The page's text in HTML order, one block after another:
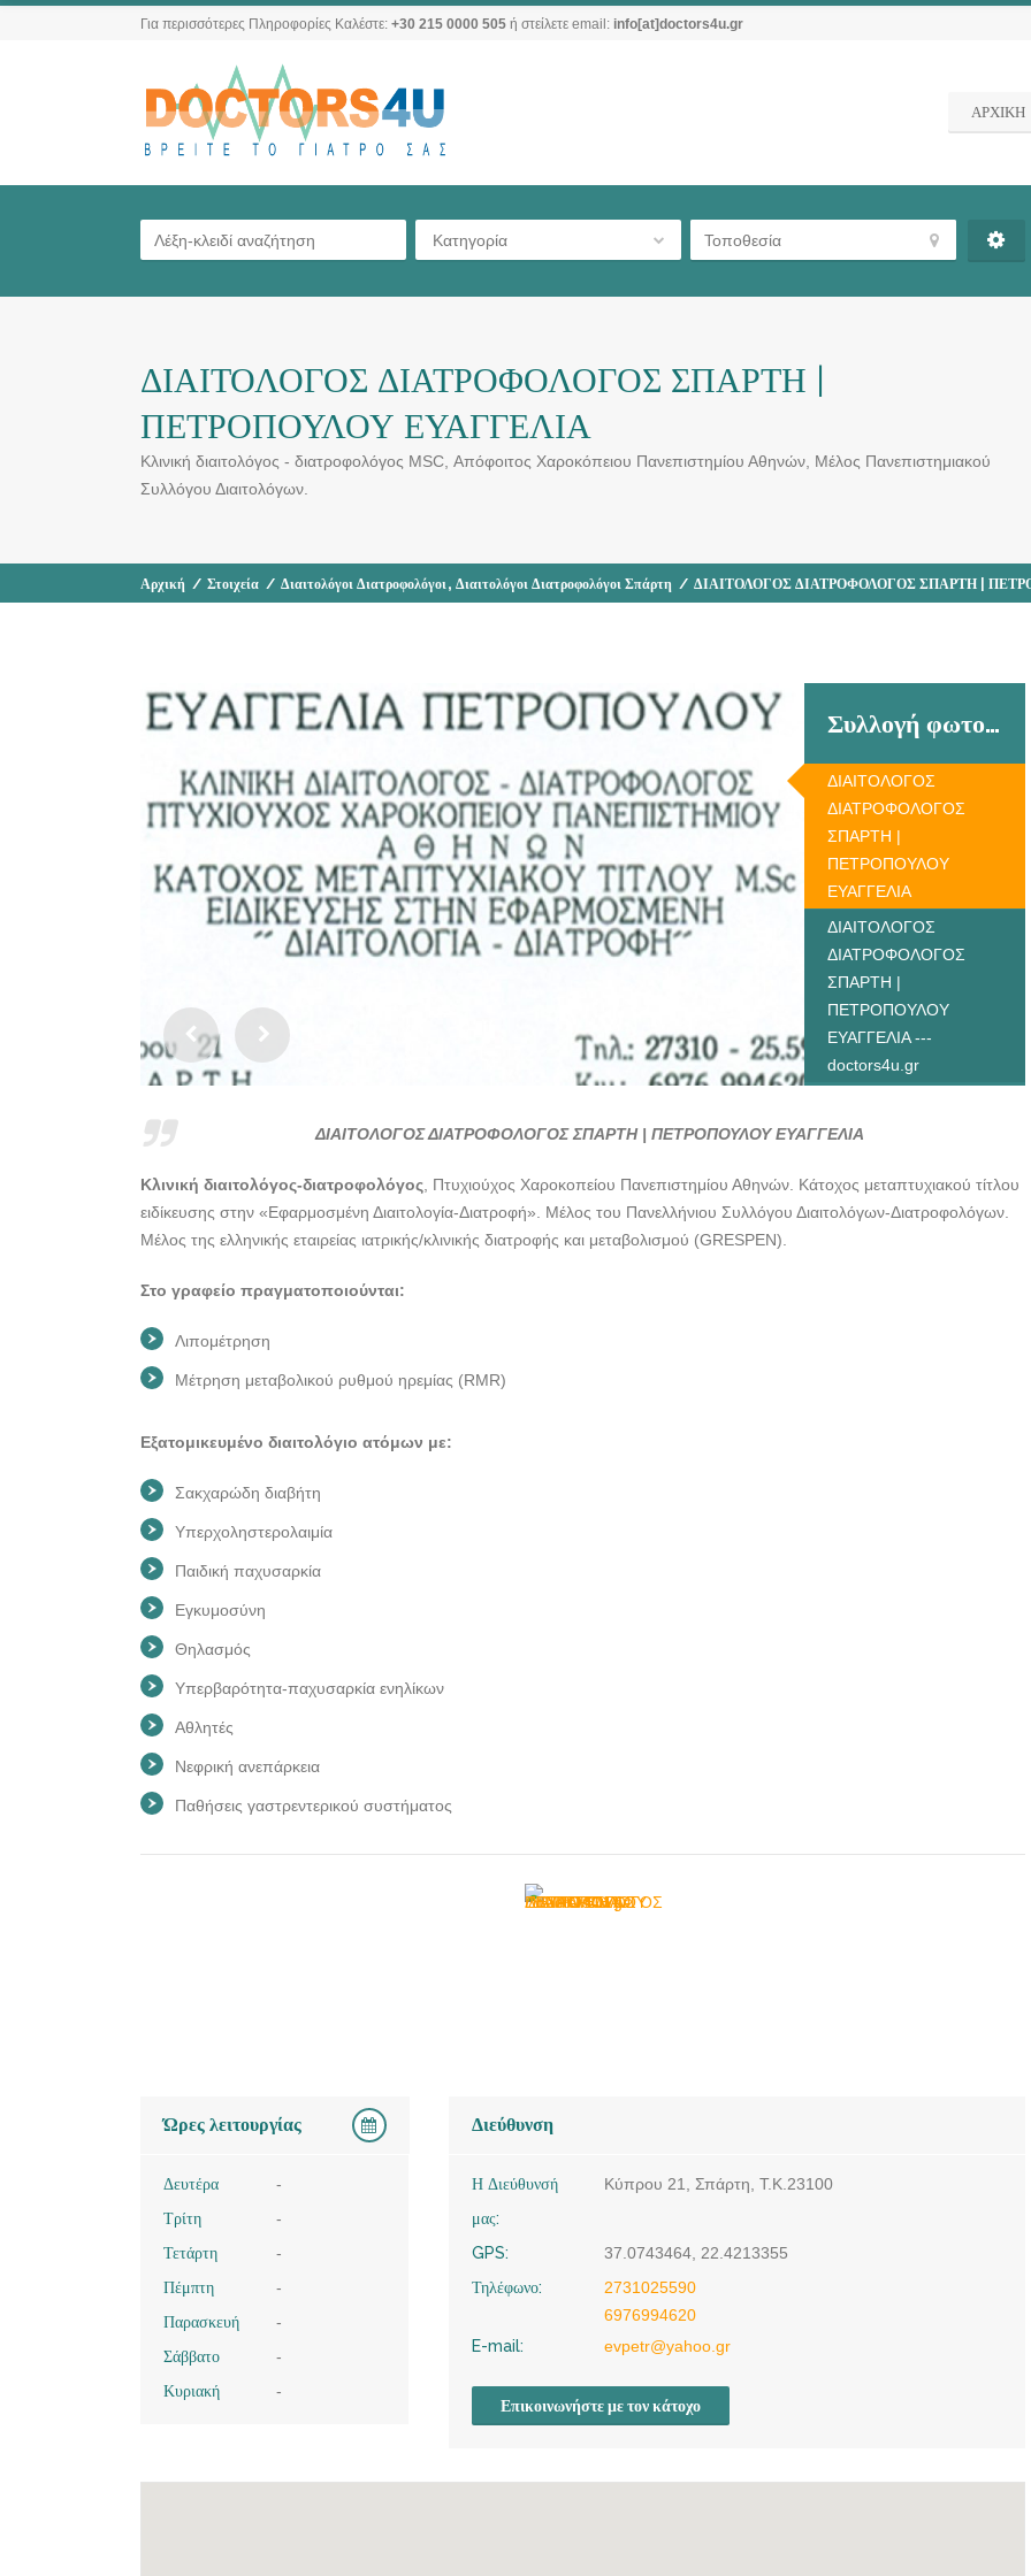
Για περισσότερες Πληροφορίες Καλέστε: +30 215 0000 505 ή στείλετε email: info[at]doctors4u.gr
ΑΡΧΙΚΗ
Κατηγορία
ΔΙΑΙΤΟΛΟΓΟΣ ΔΙΑΤΡΟΦΟΛΟΓΟΣ ΣΠΑΡΤΗ |
ΠΕΤΡΟΠΟΥΛΟΥ ΕΥΑΓΓΕΛΙΑ
Κλινική διαιτολόγος - διατροφολόγος MSC, Απόφοιτος Χαροκόπειου Πανεπιστημίου Αθηνών, Μέλος Πανεπιστημιακού
Συλλόγου Διαιτολόγων.
Αρχική / Στοιχεία / Διαιτολόγοι Διατροφολόγοι, Διαιτολόγοι Διατροφολόγοι Σπάρτη / ΔΙΑΙΤΟΛΟΓΟΣ ΔΙΑΤΡΟΦΟΛΟΓΟΣ ΣΠΑΡΤΗ |
Συλλογή φωτογραφιών
ΔΙΑΙΤΟΛΟΓΟΣ
ΔΙΑΤΡΟΦΟΛΟΓΟΣ
ΣΠΑΡΤΗ |
ΠΕΤΡΟΠΟΥΛΟΥ
ΕΥΑΓΓΕΛΙΑ
ΔΙΑΙΤΟΛΟΓΟΣ
ΔΙΑΤΡΟΦΟΛΟΓΟΣ
ΣΠΑΡΤΗ |
ΠΕΤΡΟΠΟΥΛΟΥ
ΕΥΑΓΓΕΛΙΑ ---
doctors4u.gr
ΔΙΑΙΤΟΛΟΓΟΣ ΔΙΑΤΡΟΦΟΛΟΓΟΣ ΣΠΑΡΤΗ | ΠΕΤΡΟΠΟΥΛΟΥ ΕΥΑΓΓΕΛΙΑ
Κλινική διαιτολόγος-διατροφολόγος , Πτυχιούχος Χαροκοπείου Πανεπιστημίου Αθηνών. Κάτοχος μεταπτυχιακού τίτλου
ειδίκευσης στην «Εφαρμοσμένη Διαιτολογία-Διατροφή». Μέλος του Πανελλήνιου Συλλόγου Διαιτολόγων-Διατροφολόγων.
Μέλος της ελληνικής εταιρείας ιατρικής/κλινικής διατροφής και μεταβολισμού (GRESPEN).
Στο γραφείο πραγματοποιούνται:
Λιπομέτρηση
Μέτρηση μεταβολικού ρυθμού ηρεμίας (RMR)
Εξατομικευμένο διαιτολόγιο ατόμων με:
Σακχαρώδη διαβήτη
Υπερχοληστερολαιμία
Παιδική παχυσαρκία
Εγκυμοσύνη
Θηλασμός
Υπερβαρότητα-παχυσαρκία ενηλίκων
Αθλητές
Νεφρική ανεπάρκεια
Παθήσεις γαστρεντερικού συστήματος
Ώρες λειτουργίας
Δευτέρα
-
Τρίτη
-
Τετάρτη
-
Πέμπτη
-
Παρασκευή
-
Σάββατο
-
Κυριακή
-
Διεύθυνση
Η Διεύθυνσή
μας:
Κύπρου 21, Σπάρτη, Τ.Κ.23100
GPS:
37.0743464, 22.4213355
Τηλέφωνο:
2731025590
6976994620
E-mail:
evpetr@yahoo.gr
Επικοινωνήστε με τον κάτοχο